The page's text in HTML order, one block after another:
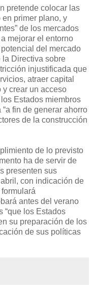
pretende colocar las
primer plano, y
de los mercados
mejorar el entorno
del mercado
Directiva sobre
injustificada que
atraer capital
y crear un acceso
Estados miembros
fin de generar ahorro
de la construcción
de lo previsto
ha de servir de
presenten sus
con indicación de
antes del verano
“que los Estados
su preparación de los
de sus políticas